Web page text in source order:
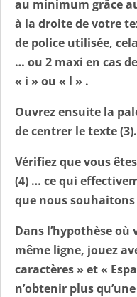
au minimum grâce
à la droite de votre
de police utilisée,
… ou 2 maxi en cas
« i » ou « l » .
Ouvrez ensuite la
de centrer le texte (3).
Vérifiez que vous
(4) … ce qui
que nous
Dans l’hypothèse où
même ligne, jouez
caractères » et «
n’obtenir plus